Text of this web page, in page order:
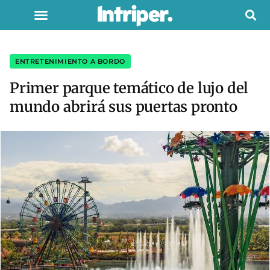
ENTRETENIMIENTO A BORDO
Primer parque temático de lujo del
mundo abrirá sus puertas pronto